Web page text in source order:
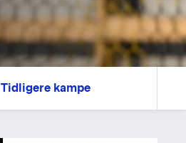
Tidligere kampe